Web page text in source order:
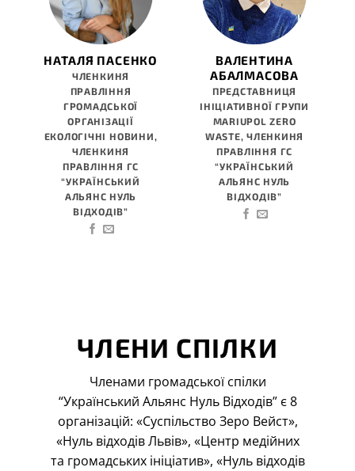
НАТАЛЯ ПАСЕНКО
ЧЛЕНКИНЯ
ПРАВЛІННЯ
ГРОМАДСЬКОЇ
ОРГАНІЗАЦІЇ
ЕКОЛОГІЧНІ НОВИНИ,
ЧЛЕНКИНЯ
ПРАВЛІННЯ ГС
“УКРАЇНСЬКИЙ
АЛЬЯНС НУЛЬ
ВІДХОДІВ”
ВАЛЕНТИНА
АБАЛМАСОВА
ПРЕДСТАВНИЦЯ
ІНІЦІАТИВНОЇ ГРУПИ
MARIUPOL ZERO
WASTE, ЧЛЕНКИНЯ
ПРАВЛІННЯ ГС
“УКРАЇНСЬКИЙ
АЛЬЯНС НУЛЬ
ВІДХОДІВ”
ЧЛЕНИ СПІЛКИ
Членами громадської спілки
“Український Альянс Нуль Відходів” є 8
організацій: «Суспільство Зеро Вейст»,
«Нуль відходів Львів», «Центр медійних
та громадських ініціатив», «Нуль відходів